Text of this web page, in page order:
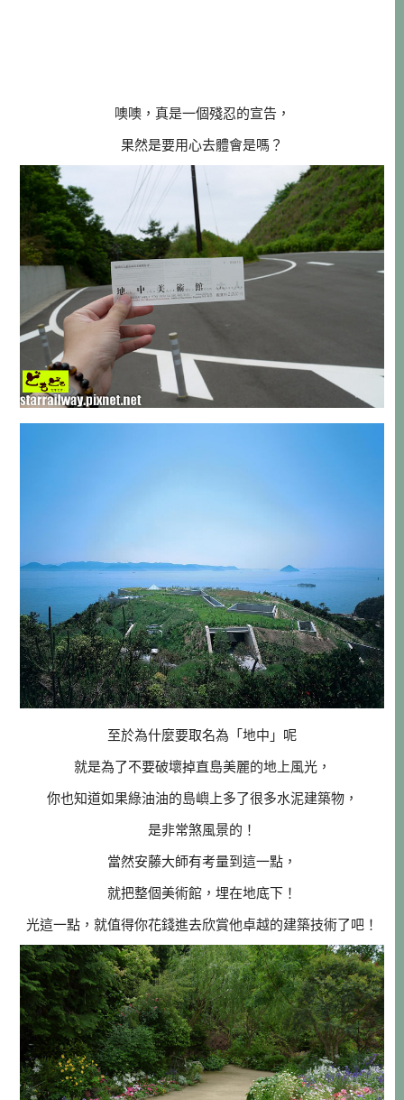
噢噢，真是一個殘忍的宣告，
果然是要用心去體會是嗎？
至於為什麼要取名為「地中」呢
就是為了不要破壞掉直島美麗的地上風光，
你也知道如果綠油油的島嶼上多了很多水泥建築物，
是非常煞風景的！
當然安藤大師有考量到這一點，
就把整個美術館，埋在地底下！
光這一點，就值得你花錢進去欣賞他卓越的建築技術了吧！